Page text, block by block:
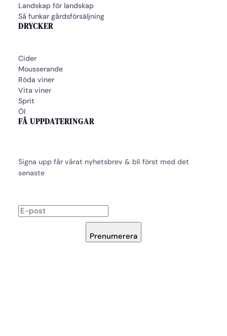
Landskap för landskap
Så funkar gårdsförsäljning
DRYCKER
Cider
Mousserande
Röda viner
Vita viner
Sprit
Öl
FÅ UPPDATERINGAR
Signa upp får vårat nyhetsbrev & bli först med det
senaste
Prenumerera